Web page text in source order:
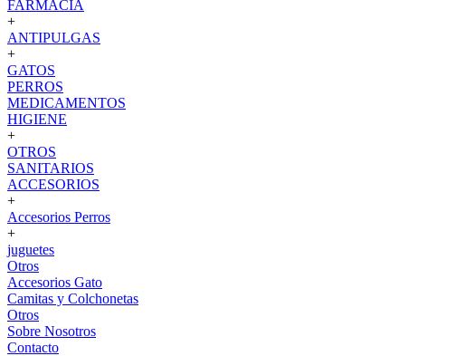
FARMACIA
+
ANTIPULGAS
+
GATOS
PERROS
MEDICAMENTOS
HIGIENE
+
OTROS
SANITARIOS
ACCESORIOS
+
Accesorios Perros
+
juguetes
Otros
Accesorios Gato
Camitas y Colchonetas
Otros
Sobre Nosotros
Contacto